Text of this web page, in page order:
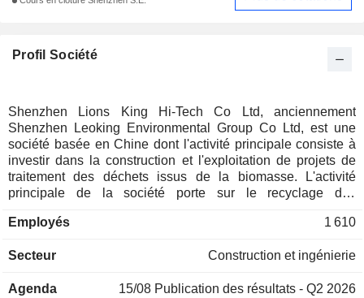
Profil Société
Shenzhen Lions King Hi-Tech Co Ltd, anciennement
Shenzhen Leoking Environmental Group Co Ltd, est une
société basée en Chine dont l'activité principale consiste à
investir dans la construction et l'exploitation de projets de
traitement des déchets issus de la biomasse. L'activité
principale de la société porte sur le recyclage des
sans danger des déchets urbains issus de la biomasse, tels
déchets solides d'origine animale et les déchets ménagers,
biodiesel, l'électricité verte et le biogaz. La société exerce
Employés 1 610
Secteur Construction et ingénierie
Agenda 15/08 Publication des résultats - Q2 2026